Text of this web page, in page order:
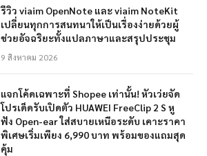
รีวิว viaim OpenNote และ viaim NoteKit
เปลี่ยนทุกการสนทนาให้เป็นเรื่องง่ายด้วยผู้
ช่วยอัจฉริยะทั้งแปลภาษาและสรุปประชุม
9 สิงหาคม 2026
แจกโค้ดเฉพาะที่ Shopee เท่านั้น! หัวเว่ยจัด
โปรเด็ดรับเปิดตัว HUAWEI FreeClip 2 S หู
ฟัง Open-ear ใส่สบายเหนือระดับ เคาะราคา
พิเศษเริ่มเพียง 6,990 บาท พร้อมของแถมสุด
คุ้ม